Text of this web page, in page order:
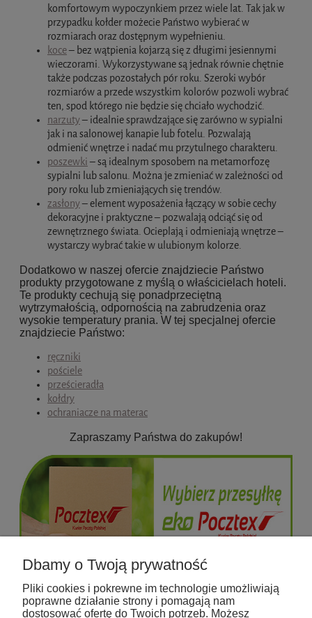
komfortowym wypoczynkiem przez wiele lat. Tak jak w
przypadku kołder możecie Państwo wybierać w
rozmiarach oraz dostępnym wypełnieniu.
koce– bez wątpienia kojarzą się z długimi jesiennymi
wieczorami. Wykorzystywane są jednak równie chętnie
także podczas pozostałych pór roku. Szeroki wybór
rozmiarów a przede wszystkim kolorów pozwoli wybrać
ten, spod którego nie będzie się chciało wychodzić.
narzuty– idealnie sprawdzające się zarówno w sypialni
jak i na salonowej kanapie lub fotelu. Pozwalają
odmienić wnętrze i nadać mu przytulnego charakteru.
poszewki – są idealnym sposobem na metamorfozę
sypialni lub salonu. Można je zmieniać w zależności od
pory roku lub zmieniających się trendów.
zasłony– element wyposażenia łączący w sobie cechy
dekoracyjne i praktyczne – pozwalają odciąć się od
zewnętrznego świata. Ocieplają i odmieniają wnętrze –
wystarczy wybrać takie w ulubionym kolorze.
Dodatkowo w naszej ofercie znajdziecie Państwo
produkty przygotowane z myślą o właścicielach hoteli.
Te produkty cechują się ponadprzeciętną
wytrzymałością, odpornością na zabrudzenia oraz
wysokie temperatury prania. W tej specjalnej ofercie
znajdziecie Państwo:
ręczniki
pościele
prześcieradła
kołdry
ochraniacze na materac
Zapraszamy Państwa do zakupów!
Dbamy o Twoją prywatność
Pliki cookies i pokrewne im technologie umożliwiają
poprawne działanie strony i pomagają nam
dostosować ofertę do Twoich potrzeb. Możesz